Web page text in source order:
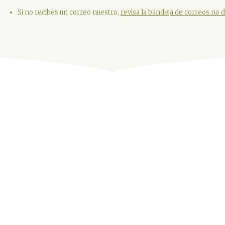
Si no recibes un correo nuestro, revisa la bandeja de correos no
Ofertas para familias numerosas (3 o